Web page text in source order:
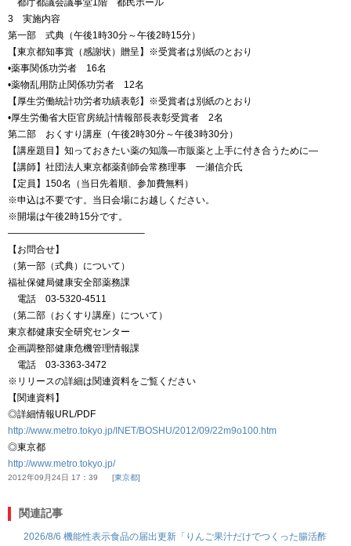
都庁都議会議事堂1階 都民ホール
3 実施内容
第一部 式典（午後1時30分～午後2時15分）
【東京都知事賞（感謝状）贈呈】※受賞者は別紙のとおり
•薬事関係功労者 16名
•薬物乱用防止関係功労者 12名
【厚生労働統計功労者功績表彰】※受賞者は別紙のとおり
•厚生労働省大臣官房統計情報部長表彰受賞者 2名
第二部 おくすり講座（午後2時30分～午後3時30分）
【講座題目】知っておきたい薬の知識―市販薬と上手に付き合うために―
【講師】社団法人東京都薬剤師会常務理事 一瀬信介氏
【定員】150名（当日先着順、参加費無料）
※申込は不要です。当日会場にお越しください。
※開場は午後2時15分です。
——————————————–
【お問合せ】
（第一部（式典）について）
福祉保健局健康安全部薬務課
電話 03-5320-4511
（第二部（おくすり講座）について）
東京都健康安全研究センター
企画調整部健康危機管理情報課
電話 03-3363-3472
※リリースの詳細は関連資料をご覧ください
【関連資料】
◎詳細情報URL/PDF
http://www.metro.tokyo.jp/INET/BOSHU/2012/09/22m9o100.htm
◎東京都
http://www.metro.tokyo.jp/
2012年09月24日 17：39 東京都
関連記事
2026/8/6 機能性表示食品の届出更新「りんご果汁だけでつくった腸活酢